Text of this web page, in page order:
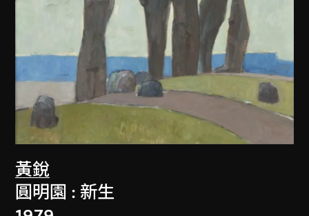
黃銳
圓明園 : 新生